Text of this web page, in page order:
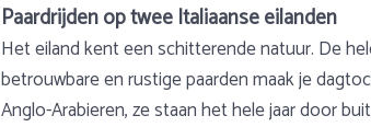
Paardrijden op twee Italiaanse eilanden
Het eiland kent een schitterende natuur. De
betrouwbare en rustige paarden maak je
Anglo-Arabieren, ze staan het hele jaar door